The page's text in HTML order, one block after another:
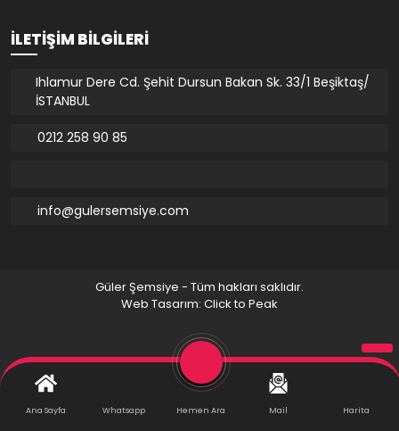
İLETIŞIM BILGILERI
Ihlamur Dere Cd. Şehit Dursun Bakan Sk. 33/1 Beşiktaş/
İSTANBUL
0212 258 90 85
info@gulersemsiye.com
Güler Şemsiye - Tüm hakları saklıdır.
Web Tasarım: Click to Peak
Ana Sayfa Whatsapp Hemen Ara Mail Harita